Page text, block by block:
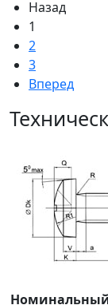
Назад
1
2
3
Вперед